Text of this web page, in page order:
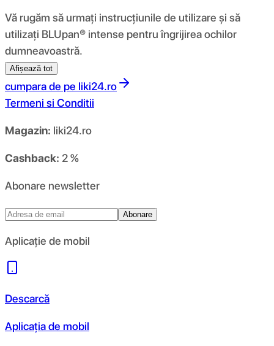
Vă rugăm să urmați instrucțiunile de utilizare și să
utilizați BLUpan® intense pentru îngrijirea ochilor
dumneavoastră.
Afișează tot
cumpara de pe liki24.ro
Termeni si Conditii
Magazin: liki24.ro
Cashback: 2 %
Abonare newsletter
Abonare
Aplicație de mobil
Descarcă
Aplicația de mobil